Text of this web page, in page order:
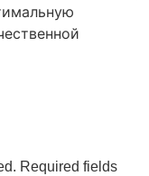
Required fields